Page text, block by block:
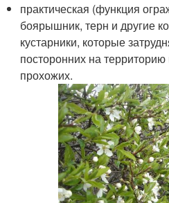
практическая (функция
боярышник, терн и другие
кустарники, которые
посторонних на
прохожих.